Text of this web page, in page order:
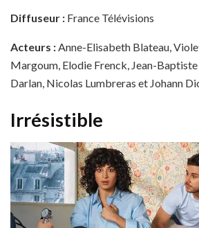
Diffuseur : France Télévisions
Acteurs :Anne-Elisabeth Blateau,
Margoum, Elodie Frenck, Jean-Baptiste
Darlan, Nicolas Lumbreras et Johann
Irrésistible